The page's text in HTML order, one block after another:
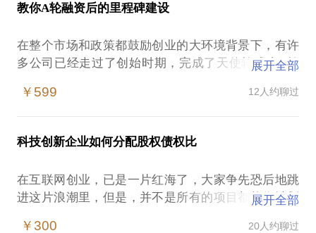
教你A轮融资后的里程碑建设
在整个市场和政策都鼓励创业的大环境背景下，有许
多公司已经走过了创始时期，完成了天使轮或者A轮
公司也显得格外脆弱。也许你向投资方作出了承诺，
候，下一轮资金就更加遥遥无期了。
现金流的断裂对于很多公司来讲是致命的，而在传统
的。这个时候，我就可以为你提供最直接的帮助。
包括：
提供现金流，为你提供空缺期的资金流动；
展开全部
￥599 12人约聊过
科技创新企业如何分配股权债权比
在互联网创业，已是一片红海了，大家争先恐后地跳
进这片浪潮里，但是，并不是所有的项目都能像计划
展开全部
￥300 20人约聊过